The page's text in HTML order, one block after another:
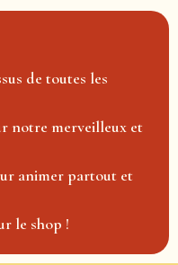
de toutes les
notre merveilleux et
animer partout et
le shop !